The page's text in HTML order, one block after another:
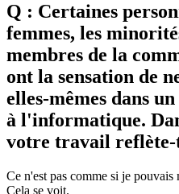
Q : Certaines
femmes, les
membres de la
ont la sensation de
elles-mêmes dans
à l'informatique.
votre travail reflète-
Ce n'est pas comme si je
Cela se voit.